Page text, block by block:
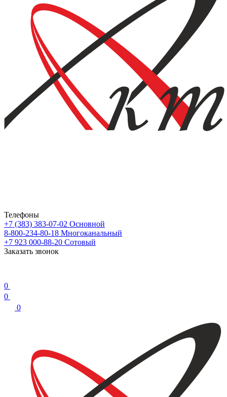
Телефоны
+7 (383) 383-07-02 Основной
8-800-234-80-18 Многоканальный
+7 923 000-88-20 Сотовый
Заказать звонок
0
0
0